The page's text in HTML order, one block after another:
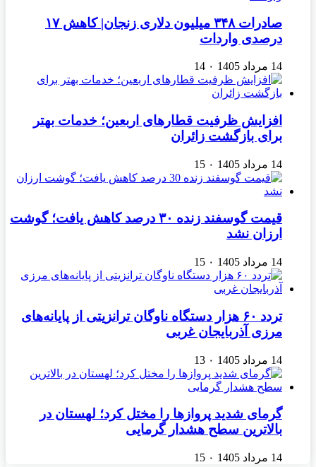
صادرات ۳۴۸ میلیون دلاری زنجان| ‌کاهش ۱۷
درصدی واردات
14 مرداد 1405 ۰ 14
افزایش ظرفیت قطارهای اربعین؛ خدمات بهتر
برای بازگشت زائران
14 مرداد 1405 ۰ 15
قیمت گوسفند زنده ۳۰ درصد کاهش یافت؛ گوشت
ارزان نشد
14 مرداد 1405 ۰ 15
تردد ۶۰ هزار دستگاه ناوگان ترانزیتی از پایانه‌های
مرزی آذربایجان ‌غربی
14 مرداد 1405 ۰ 13
گرمای شدید پروازها را مختل کرد؛ لهستان در
بالاترین سطح هشدار گرمایی
14 مرداد 1405 ۰ 15